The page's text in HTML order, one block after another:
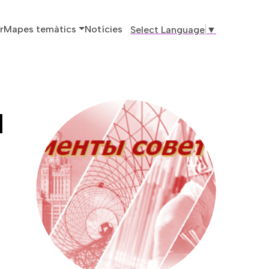
principal
Mapes temàtics Notícies Select Language ▼